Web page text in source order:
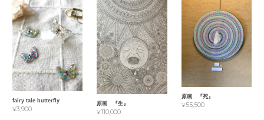
fairy tale butterfly
¥3,900
原画 『生』
¥110,000
原画 『死』
¥55,500